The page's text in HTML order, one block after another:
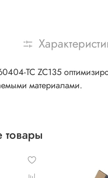
TC ZC135
материалами.